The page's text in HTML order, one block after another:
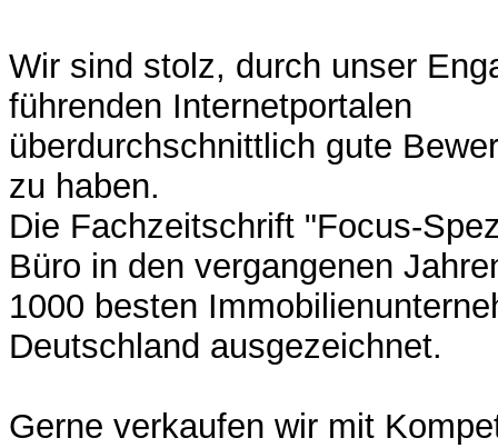
Wir sind stolz, durch unser
führenden Internetportalen
überdurchschnittlich gute
zu haben.
Die Fachzeitschrift "Focus-
Büro in den vergangenen
1000 besten
Deutschland ausgezeichnet.
Gerne verkaufen wir mit